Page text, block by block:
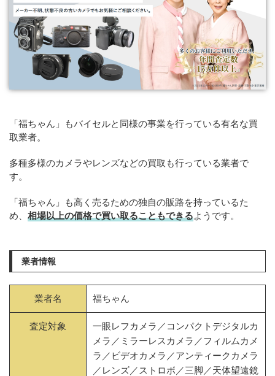
「福ちゃん」もバイセルと同様の事業を行っている有名な買
取業者。
多種多様のカメラやレンズなどの買取も行っている業者で
す。
「福ちゃん」も高く売るための独自の販路を持っているた
め、 相場以上の価格で買い取ることもできるようです。
業者情報
業者名 福ちゃん
査定対象
一眼レフカメラ／コンパクトデジタルカ
メラ／ミラーレスカメラ／フィルムカメ
ラ／ビデオカメラ／アンティークカメラ
／レンズ／ストロボ／三脚／天体望遠鏡